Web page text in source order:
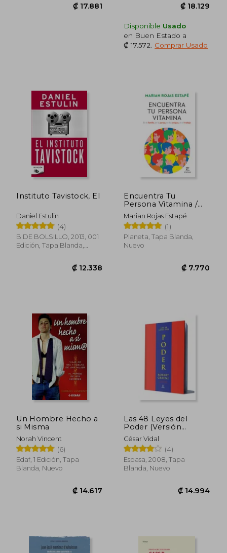
₡ 17.881
Disponible Usado
en Buen Estado a
₡ 17.572
Comprar Usado
Instituto Tavistock, El
Daniel Estulin
(4)
B DE BOLSILLO, 2013, 001
Edición, Tapa Blanda,
Encuentra Tu
Persona Vitamina /
Find Your Vitamin
Person
Marian Rojas Estapé
(1)
Planeta, Tapa Blanda,
Nuevo
Un Hombre Hecho a
si Misma
Norah Vincent
(6)
Edaf, 1 Edición, Tapa
Blanda, Nuevo
Las 48 Leyes del
Poder (Versión
Abreviada)
César Vidal
(4)
Espasa, 2008, Tapa
Blanda, Nuevo